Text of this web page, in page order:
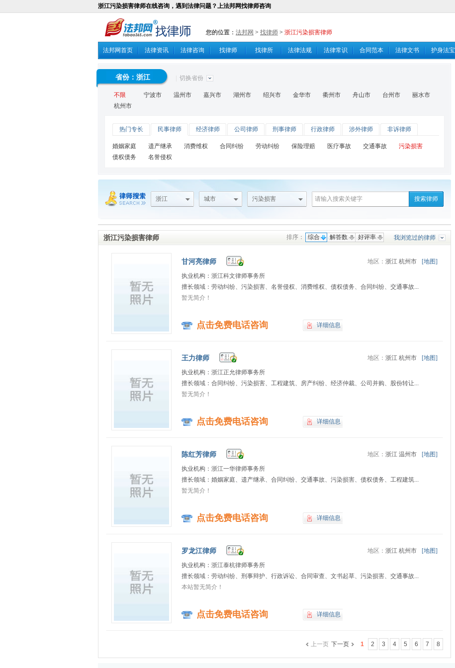
浙江污染损害律师在线咨询，遇到法律问题？上法邦网找律师咨询
浙江 城市 污染损害 搜索律师
浙江污染损害律师 我浏览过的律师
排序： 综合 解答数 好评率
甘河亮律师 地区： 浙江 杭州市 [地图]
执业机构：浙江科文律师事务所
擅长领域：劳动纠纷、污染损害、名誉侵权、消费维权、债权债务、合同纠纷、交通事故...
暂无简介！
点击免费电话咨询 详细信息
王力律师 地区： 浙江 杭州市 [地图]
执业机构：浙江正允律师事务所
擅长领域：合同纠纷、污染损害、工程建筑、房产纠纷、经济仲裁、公司并购、股份转让...
暂无简介！
点击免费电话咨询 详细信息
陈红芳律师 地区： 浙江 温州市 [地图]
执业机构：浙江一华律师事务所
擅长领域：婚姻家庭、遗产继承、合同纠纷、交通事故、污染损害、债权债务、工程建筑...
暂无简介！
点击免费电话咨询 详细信息
罗龙江律师 地区： 浙江 杭州市 [地图]
执业机构：浙江泰杭律师事务所
擅长领域：劳动纠纷、刑事辩护、行政诉讼、合同审查、文书起草、污染损害、交通事故...
本站暂无简介！
点击免费电话咨询 详细信息
上一页 下一页 1 2 3 4 5 6 7 8
省份： 浙江 切换省份
不限 宁波市 温州市 嘉兴市 湖州市 绍兴市 金华市 衢州市 舟山市 台州市
丽水市
杭州市
热门专长 民事律师 经济律师 公司律师 刑事律师 行政律师 涉外律师 非诉律师
婚姻家庭 遗产继承 消费维权 合同纠纷 劳动纠纷 保险理赔 医疗事故 交通事故
污染损害
债权债务
名誉侵权
您的位置： 法邦网 > 找律师 > 浙江污染损害律师
法邦网首页 法律资讯 法律咨询 找律师 找律所 法律法规 法律常识 合同范本 法律文书 护身法宝